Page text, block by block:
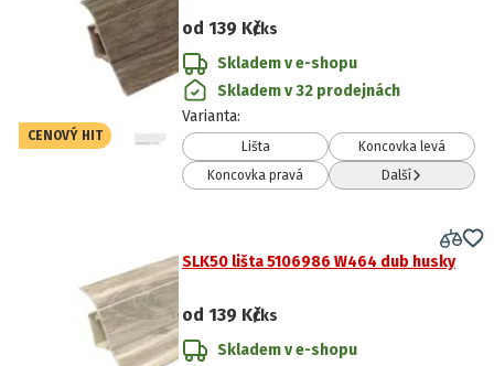
CENOVÝ HIT
od 139 Kč/ks
Skladem v e-shopu
Skladem v 32 prodejnách
Varianta:
Lišta
Koncovka levá
Koncovka pravá
Další
SLK50 lišta 5106986 W464 dub husky
od 139 Kč/ks
Skladem v e-shopu